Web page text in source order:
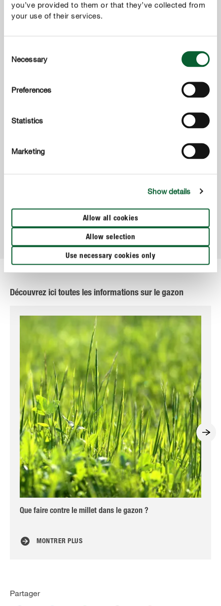
you’ve provided to them or that they’ve collected from
your use of their services.
Selection
Necessary
Preferences
Statistics
Marketing
Show details
Allow all cookies
Allow selection
Use necessary cookies only
Entretien du gazon
COMPO Semences Gazon Regarnissage
Découvrez ici toutes les informations sur le gazon
Que faire contre le millet dans le gazon ?
MONTRER PLUS
Partager